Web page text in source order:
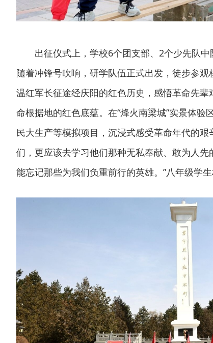
出征仪式上，学校6个团支部、2个少先队中
随着冲锋号吹响，研学队伍正式出发，徒步参
温红军长征途经庆阳的红色历史，感悟革命先
命根据地的红色底蕴。在“烽火南梁城”实景体验
民大生产等模拟项目，沉浸式感受革命年代的
们，更应该去学习他们那种无私奉献、敢为人
能忘记那些为我们负重前行的英雄。”八年级学生